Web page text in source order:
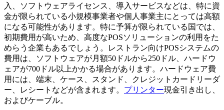
入、ソフトウェアライセンス、導入サービスなどは、特に資
金が限られている小規模事業者や個人事業主にとっては高額
になる可能性があります。特に予算が限られている国では、
初期費用が高いため、高度なPOSソリューションの利用をた
めらう企業もあるでしょう。レストラン向けPOSシステムの
費用は、ソフトウェアが月額50ドルから250ドル、ハードウ
ェアが700ドル以上かかる場合があります。ハードウェア費
用には、端末、ケース、スタンド、クレジットカードリーダ
ー、レシートなどが含まれます。 プリンター現金引き出し、
およびケーブル。